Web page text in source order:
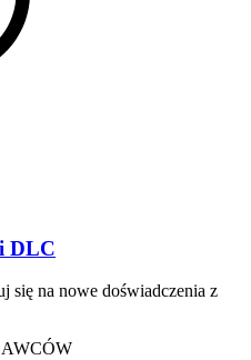
DLC
się na nowe doświadczenia z